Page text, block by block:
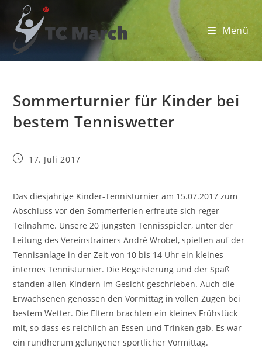
Inhalt
springen
Menü
Sommerturnier für Kinder bei
bestem Tenniswetter
Beitrag17. Juli 2017
Das diesjährige Kinder-Tennisturnier am 15.07.2017 zum
Abschluss vor den Sommerferien erfreute sich reger
Teilnahme. Unsere 20 jüngsten Tennisspieler, unter der
Leitung des Vereinstrainers André Wrobel, spielten auf der
Tennisanlage in der Zeit von 10 bis 14 Uhr ein kleines
internes Tennisturnier. Die Begeisterung und der Spaß
standen allen Kindern im Gesicht geschrieben. Auch die
Erwachsenen genossen den Vormittag in vollen Zügen bei
bestem Wetter. Die Eltern brachten ein kleines Frühstück
mit, so dass es reichlich an Essen und Trinken gab. Es war
ein rundherum gelungener sportlicher Vormittag.